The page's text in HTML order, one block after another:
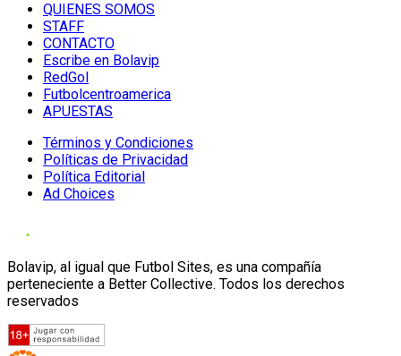
QUIENES SOMOS
STAFF
CONTACTO
Escribe en Bolavip
RedGol
Futbolcentroamerica
APUESTAS
Términos y Condiciones
Políticas de Privacidad
Política Editorial
Ad Choices
Bolavip, al igual que Futbol Sites, es una compañía
perteneciente a Better Collective. Todos los derechos
reservados